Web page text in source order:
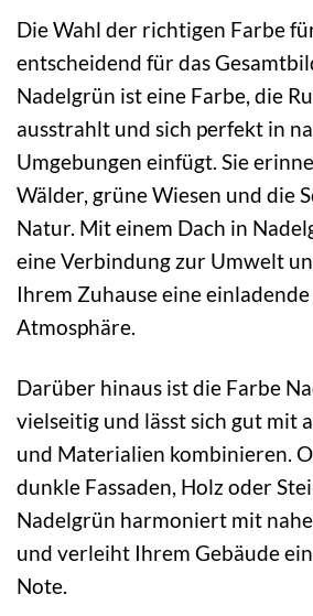
Die Wahl der richtigen Farbe
entscheidend für das
Nadelgrün ist eine Farbe, die
ausstrahlt und sich perfekt in
Umgebungen einfügt. Sie
Wälder, grüne Wiesen und die
Natur. Mit einem Dach in
eine Verbindung zur Umwelt
Ihrem Zuhause eine
Atmosphäre.
Darüber hinaus ist die Farbe
vielseitig und lässt sich gut mit
und Materialien kombinieren.
dunkle Fassaden, Holz oder
Nadelgrün harmoniert mit
und verleiht Ihrem Gebäude
Note.